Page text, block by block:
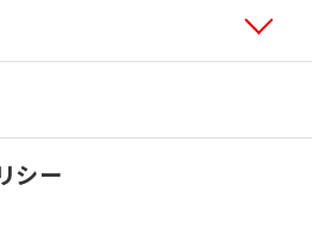
シー